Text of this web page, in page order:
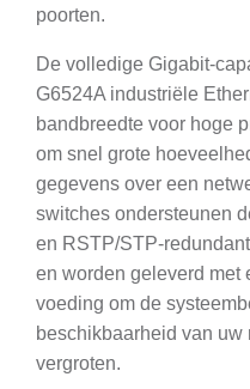
poorten.
De volledige Gigabit-
G6524A industriële
bandbreedte voor hoge
om snel grote
gegevens over een
switches ondersteunen
en RSTP/STP-
en worden geleverd met
voeding om de
beschikbaarheid van
vergroten.